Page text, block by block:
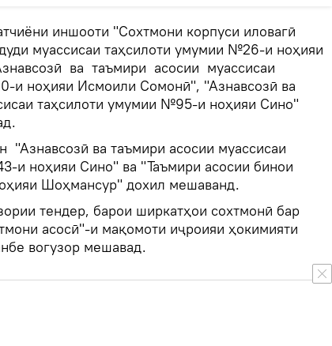
иншооти "Сохтмони корпуси иловагӣ
муассисаи таҳсилоти умумии №26-и ноҳияи
ва таъмири асосии муассисаи
и ноҳияи Исмоили Сомонӣ", "Азнавсозӣ ва
таҳсилоти умумии №95-и ноҳияи Сино"
"Азнавсозӣ ва таъмири асосии муассисаи
и ноҳияи Сино" ва "Таъмири асосии бинои
Шоҳмансур" дохил мешаванд.
тендер, барои ширкатҳои сохтмонӣ бар
асосӣ"-и мақомоти иҷроияи ҳокимияти
вогузор мешавад.